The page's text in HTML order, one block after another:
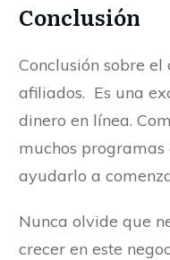
Conclusión
Conclusión sobre
afiliados. Es una
dinero en línea.
muchos
ayudarlo a
Nunca olvide que
crecer en este